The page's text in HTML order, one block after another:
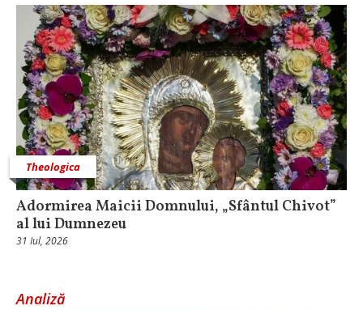
Theologica
Adormirea Maicii Domnului, „Sfântul Chivot”
al lui Dumnezeu
31 Iul, 2026
Analiză